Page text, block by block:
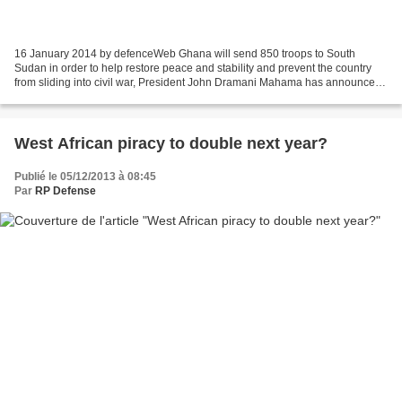
16 January 2014 by defenceWeb Ghana will send 850 troops to South
Sudan in order to help restore peace and stability and prevent the country
from sliding into civil war, President John Dramani Mahama has announced.
West African piracy to double next year?
Publié le 05/12/2013 à 08:45
Par RP Defense